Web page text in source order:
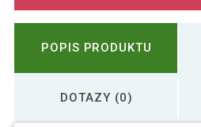
POPIS PRODUKTU
DOTAZY (0)